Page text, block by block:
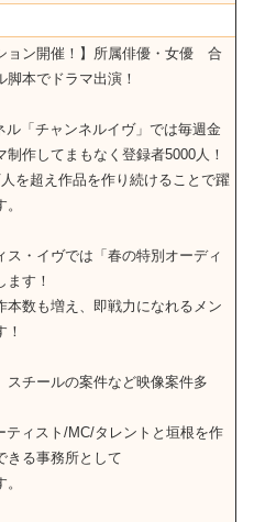
ョン開催！】所属俳優・女優 合
本でドラマ出演！
ル「チャンネルイヴ」では毎週金
作してまもなく登録者5000人！
を超え作品を作り続けることで躍
ス・イヴでは「春の特別オーディ
ます！
本数も増え、即戦力になれるメン
！
スチールの案件など映像案件多
ティスト/MC/タレントと垣根を作
きる事務所として